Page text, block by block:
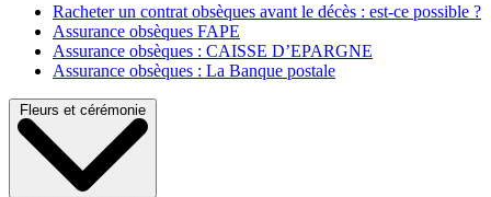
Racheter un contrat obsèques avant le décès : est-ce possible ?
Assurance obsèques FAPE
Assurance obsèques : CAISSE D’EPARGNE
Assurance obsèques : La Banque postale
Fleurs et cérémonie